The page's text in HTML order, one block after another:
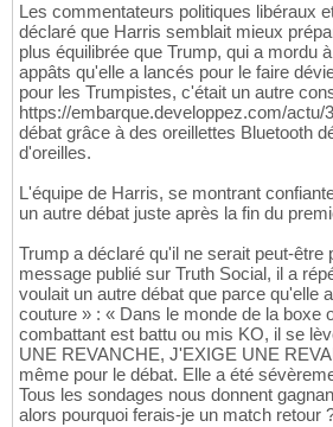
Les commentateurs politiques libéraux
déclaré que Harris semblait mieux
plus équilibrée que Trump, qui a mordu
appâts qu'elle a lancés pour le faire
pour les Trumpistes, c'était un autre
https://embarque.developpez.com/actu/
débat grâce à des oreillettes Bluetooth
d'oreilles.
L'équipe de Harris, se montrant
un autre débat juste après la fin du
Trump a déclaré qu'il ne serait peut-être
message publié sur Truth Social, il a
voulait un autre débat que parce qu'elle
couture » : « Dans le monde de la boxe
combattant est battu ou mis KO, il se
UNE REVANCHE, J'EXIGE UNE
même pour le débat. Elle a été
Tous les sondages nous donnent
alors pourquoi ferais-je un match retour